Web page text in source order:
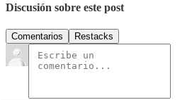
Discusión sobre este post
Comentarios Restacks